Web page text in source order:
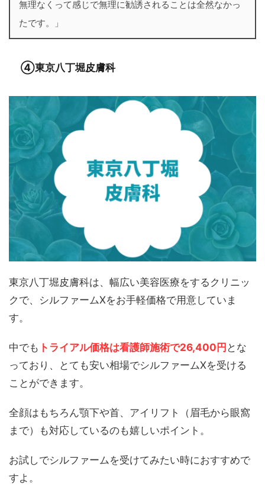
無理なくって感じで無理に勧誘されることは全然なかっ
たです。」
④東京八丁堀皮膚科
東京八丁堀皮膚科は、幅広い美容医療をするクリニッ
クで、シルファームXをお手軽価格で用意していま
す。
中でも トライアル価格は看護師施術で26,400円 とな
っており、とても安い相場でシルファームXを受ける
ことができます。
全顔はもちろん顎下や首、アイリフト（眉毛から眼窩
まで）も対応しているのも嬉しいポイント。
お試しでシルファームを受けてみたい時におすすめで
すよ。